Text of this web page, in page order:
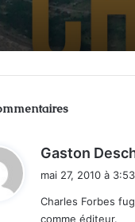
Gaston
mai 27, 2010 à
Charles Forbes
comme éditeur.